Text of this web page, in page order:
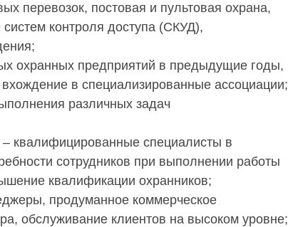
перевозок, постовая и пультовая охрана,
контроля доступа (СКУД),
охранных предприятий в предыдущие годы,
в специализированные ассоциации;
различных задач
– квалифицированные специалисты в
сотрудников при выполнении работы
квалификации охранников;
продуманное коммерческое
обслуживание клиентов на высоком уровне;